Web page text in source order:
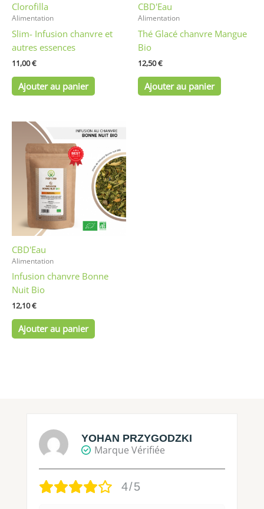
Clorofilla
Alimentation
Slim- Infusion chanvre et
autres essences
11,00€
Ajouter au panier
CBD'Eau
Alimentation
Thé Glacé chanvre Mangue
Bio
12,50€
Ajouter au panier
CBD'Eau
Alimentation
Infusion chanvre Bonne
Nuit Bio
12,10€
Ajouter au panier
YOHAN PRZYGODZKI
Marque Vérifiée
4/5